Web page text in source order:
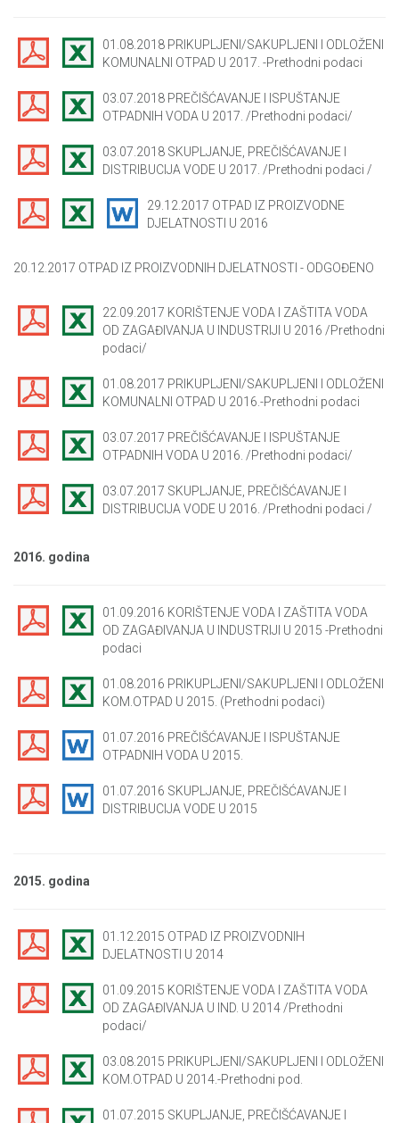
01.08.2018 PRIKUPLJENI/SAKUPLJENI I ODLOŽENI
KOMUNALNI OTPAD U 2017. -Prethodni podaci
03.07.2018 PREČIŠĆAVANJE I ISPUŠTANJE
OTPADNIH VODA U 2017. /Prethodni podaci/
03.07.2018 SKUPLJANJE, PREČIŠĆAVANJE I
DISTRIBUCIJA VODE U 2017. /Prethodni podaci /
29.12.2017 OTPAD IZ PROIZVODNE
DJELATNOSTI U 2016
20.12.2017 OTPAD IZ PROIZVODNIH DJELATNOSTI - ODGOĐENO
22.09.2017 KORIŠTENJE VODA I ZAŠTITA VODA
OD ZAGAĐIVANJA U INDUSTRIJI U 2016 /Prethodni
podaci/
01.08.2017 PRIKUPLJENI/SAKUPLJENI I ODLOŽENI
KOMUNALNI OTPAD U 2016.-Prethodni podaci
03.07.2017 PREČIŠĆAVANJE I ISPUŠTANJE
OTPADNIH VODA U 2016. /Prethodni podaci/
03.07.2017 SKUPLJANJE, PREČIŠĆAVANJE I
DISTRIBUCIJA VODE U 2016. /Prethodni podaci /
2016. godina
01.09.2016 KORIŠTENJE VODA I ZAŠTITA VODA
OD ZAGAĐIVANJA U INDUSTRIJI U 2015 -Prethodni
podaci
01.08.2016 PRIKUPLJENI/SAKUPLJENI I ODLOŽENI
KOM.OTPAD U 2015. (Prethodni podaci)
01.07.2016 PREČIŠĆAVANJE I ISPUŠTANJE
OTPADNIH VODA U 2015.
01.07.2016 SKUPLJANJE, PREČIŠĆAVANJE I
DISTRIBUCIJA VODE U 2015
2015. godina
01.12.2015 OTPAD IZ PROIZVODNIH
DJELATNOSTI U 2014
01.09.2015 KORIŠTENJE VODA I ZAŠTITA VODA
OD ZAGAĐIVANJA U IND. U 2014 /Prethodni
podaci/
03.08.2015 PRIKUPLJENI/SAKUPLJENI I ODLOŽENI
KOM.OTPAD U 2014.-Prethodni pod.
01.07.2015 SKUPLJANJE, PREČIŠĆAVANJE I